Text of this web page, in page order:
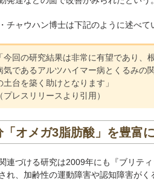
チャウハン博士は下記のように述べて
「今回の研究結果は非常に有望であり、
気であるアルツハイマー病とくるみの
土台を築く助けとなります」
（プレスリリースより引用）
「オメガ3脂肪酸」を豊富
連づける研究は2009年にも『ブリテ
れ、加齢性の運動障害や認知障害がく